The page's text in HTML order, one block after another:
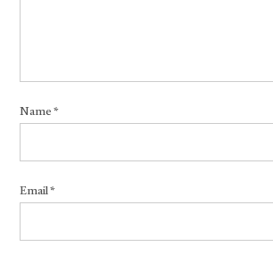
Name*
Email*